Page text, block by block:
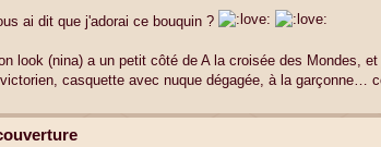
ai dit que j'adorai ce bouquin ?
look (nina) a un petit côté de A la croisée des Mondes,
casquette avec nuque dégagée, à la garçonne…